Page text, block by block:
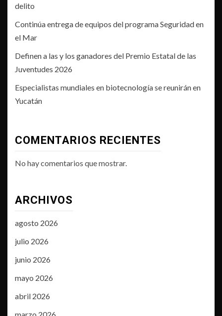
delito
Continúa entrega de equipos del programa Seguridad en
el Mar
Definen a las y los ganadores del Premio Estatal de las
Juventudes 2026
Especialistas mundiales en biotecnología se reunirán en
Yucatán
COMENTARIOS RECIENTES
No hay comentarios que mostrar.
ARCHIVOS
agosto 2026
julio 2026
junio 2026
mayo 2026
abril 2026
marzo 2026